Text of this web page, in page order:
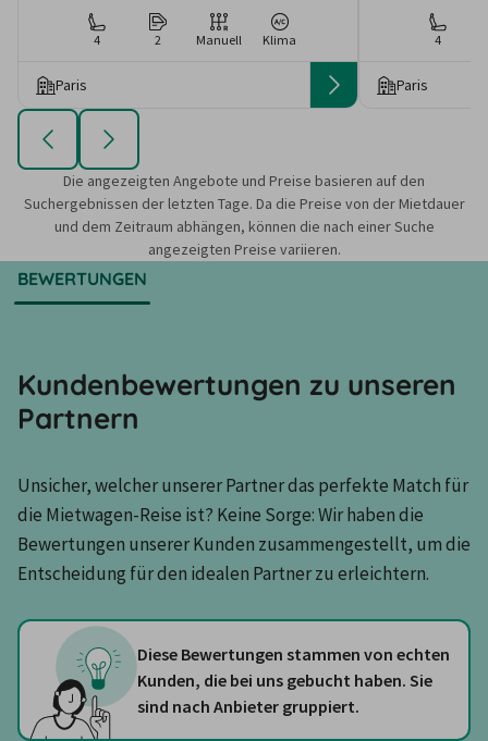
4 2 Manuell Klima
Paris
4
Paris
Die angezeigten Angebote und Preise basieren auf den
Suchergebnissen der letzten Tage. Da die Preise von der Mietdauer
und dem Zeitraum abhängen, können die nach einer Suche
angezeigten Preise variieren.
BEWERTUNGEN
Kundenbewertungen zu unseren
Partnern
Unsicher, welcher unserer Partner das perfekte Match für
die Mietwagen-Reise ist? Keine Sorge: Wir haben die
Bewertungen unserer Kunden zusammengestellt, um die
Entscheidung für den idealen Partner zu erleichtern.
Diese Bewertungen stammen von echten
Kunden, die bei uns gebucht haben. Sie
sind nach Anbieter gruppiert.